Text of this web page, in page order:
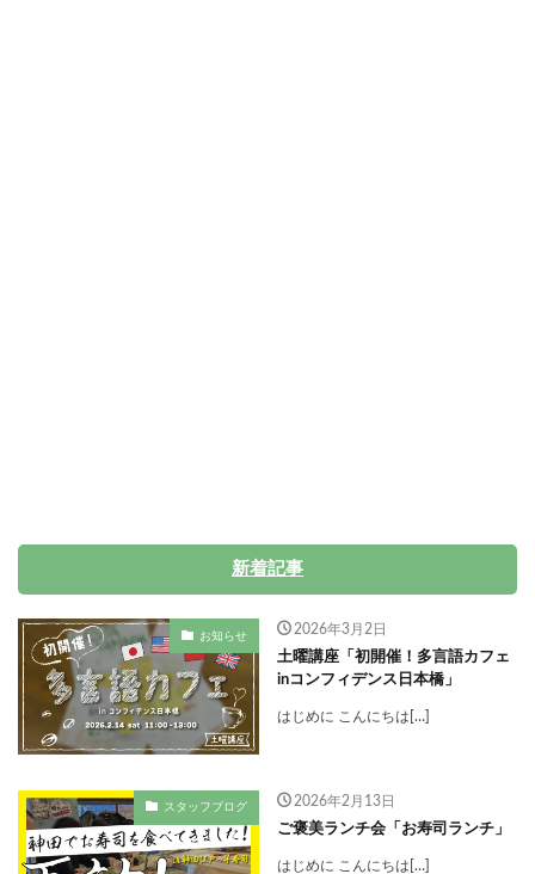
新着記事
お知らせ 2026年3月2日
土曜講座「初開催！多言語カフェ
inコンフィデンス日本橋」
はじめに こんにちは[…]
スタッフブログ 2026年2月13日
ご褒美ランチ会「お寿司ランチ」
はじめに こんにちは[…]